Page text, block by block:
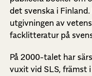
det svenska i
utgivningen av
facklitteratur på
På 2000-talet har
vuxit vid SLS, främst